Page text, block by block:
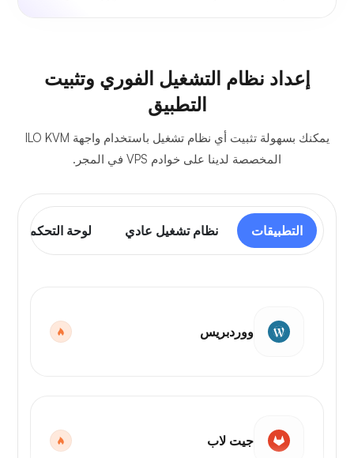
إعداد نظام التشغيل الفوري وتثبيت
التطبيق
يمكنك بسهولة تثبيت أي نظام تشغيل باستخدام واجهة ILO KVM
المخصصة لدينا على خوادم VPS في المجر.
التطبيقات نظام تشغيل عادي لوحة التحكم
ووردبريس
جيت لاب